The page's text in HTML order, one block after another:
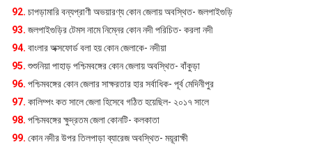
92. চাপড়ামারি বন্যপ্রাণী অভয়ারণ্য কোন জেলায় অবস্থিত- জলপাইগুড়ি
93. জলপাইগুড়ির টেমস নামে নিম্নের কোন নদী পরিচিত- করলা নদী
94. বাংলার অক্সফোর্ড বলা হয় কোন জেলাকে- নদীয়া
95. শুশুনিয়া পাহাড় পশ্চিমবঙ্গের কোন জেলায় অবস্থিত- বাঁকুড়া
96. পশ্চিমবঙ্গের কোন জেলার সাক্ষরতার হার সর্বাধিক- পূর্ব মেদিনীপুর
97. কালিম্পং কত সালে জেলা হিসেবে গঠিত হয়েছিল- ২০১৭ সালে
98. পশ্চিমবঙ্গের ক্ষুদ্রতম জেলা কোনটি- কলকাতা
99. কোন নদীর উপর তিলপাড়া ব্যারেজ অবস্থিত- ময়ূরাক্ষী